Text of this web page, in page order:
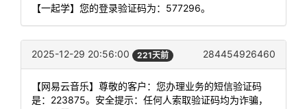
【一起学】您的登录验证码为：577296。
2025-12-29 20:56:00 221天前 284454926460
【网易云音乐】尊敬的客户：您办理业务的短信验证码
是：223875。安全提示：任何人索取验证码均为诈骗，